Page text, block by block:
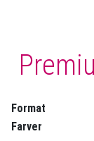
Format
Farver